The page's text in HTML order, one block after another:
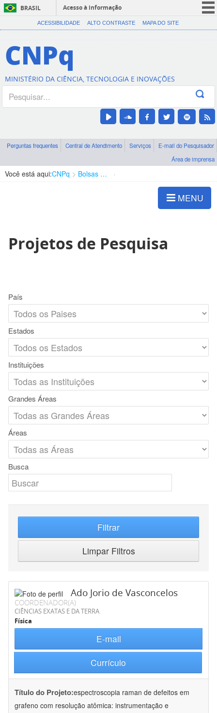
BRASIL
Acesso à informação
CORONAVÍRUS (COVID-19)
Canais
ACESSIBILIDADE ALTO CONTRASTE MAPA DO SITE
CNPq
MINISTÉRIO DA CIÊNCIA, TECNOLOGIA E INOVAÇÕES
Perguntas frequentes Central de Atendimento Serviços
E-mail do Pesquisador
Área de imprensa
Você está aqui:CNPq Bolsas e Auxílios Vigentes
MENU
Projetos de Pesquisa
País
Estados
Instituições
Grandes Áreas
Áreas
Busca
Filtrar
Limpar Filtros
Ado Jorio de Vasconcelos
COORDENADOR(A)
CIÊNCIAS EXATAS E DA TERRA
Física
E-mail
Currículo
Título do Projeto:espectroscopia raman de defeitos em
grafeno com resolução atômica: instrumentação e